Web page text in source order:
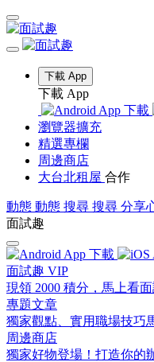
下載 App
下載 App
瀏覽器擴充
精選專欄
周邊商店
大台北租屋 合作
動態 動態 搜尋 搜尋 分享
面試趣
面試趣 VIP
現領 2000 積分，馬上看面
專題文章
獨家觀點、實用職場技巧
周邊商店
獨家好物登場！打造你的